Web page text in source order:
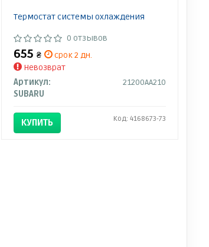
Термостат системы охлаждения
0 отзывов
655₴
срок 2 дн.
Невозврат
Артикул:
21200AA210
SUBARU
КУПИТЬ Код: 4168673-73